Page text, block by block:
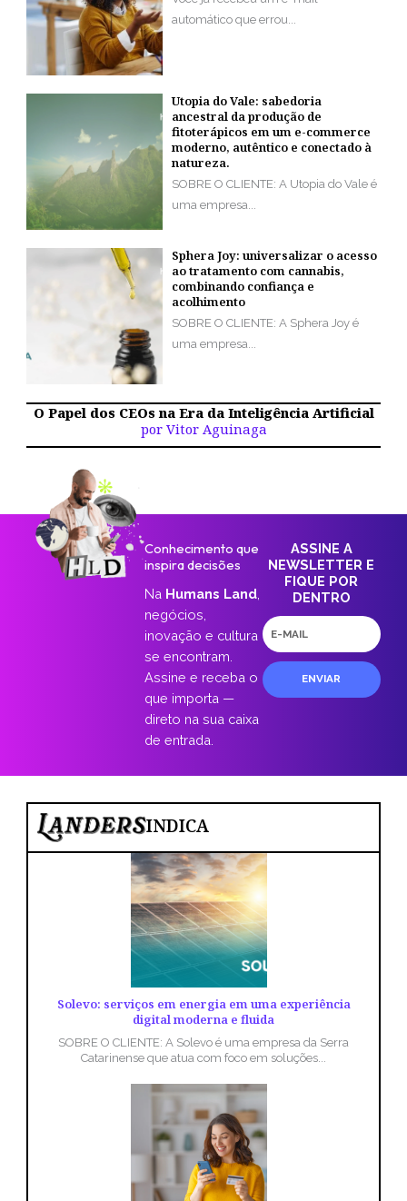
automático que errou...
Utopia do Vale: sabedoria
ancestral da produção de
fitoterápicos em um e-commerce
moderno, autêntico e conectado à
natureza.
SOBRE O CLIENTE: A Utopia do Vale é
uma empresa...
Sphera Joy: universalizar o acesso
ao tratamento com cannabis,
combinando confiança e
acolhimento
SOBRE O CLIENTE: A Sphera Joy é
uma empresa...
O Papel dos CEOs na Era da Inteligência Artificial
por Vitor Aguinaga
Conhecimento que
inspira decisões
Na Humans Land
negócios,
inovação e cultura
se encontram.
Assine e receba o
que importa —
direto na sua caixa
de entrada.
ASSINE A
NEWSLETTER E
FIQUE POR
DENTRO
E-
mail
ENVIAR
INDICA
Solevo: serviços em energia em uma experiência
digital moderna e fluida
SOBRE O CLIENTE: A Solevo é uma empresa da Serra
Catarinense que atua com foco em soluções...